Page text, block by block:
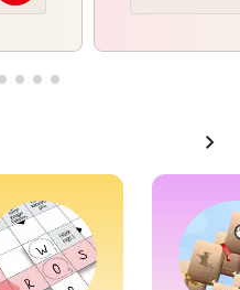
chevron_right